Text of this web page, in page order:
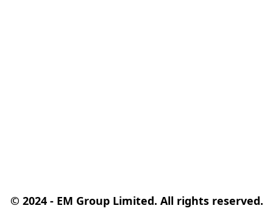
© 2024 - EM Group Limited. All rights reserved.